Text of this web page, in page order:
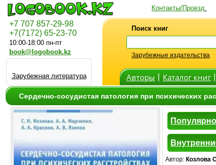
Контакты/Проезд
+7 707 857-29-98
+7(7172) 65-23-70
10:00-18:00 пн-пт
book@logobook.kz
Зарубежная литература
Поиск книг
Зарубежные издательства
Авторы Каталог книг
Сердечно-сосудистая патология при психических
Автор: Козлова